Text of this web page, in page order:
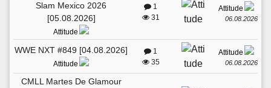
Slam Mexico 2026
[05.08.2026]
Attitude
1
31
Attitude
06.08.2026
WWE NXT #849 [04.08.2026]
Attitude
1
35
Attitude
06.08.2026
CMLL Martes De Glamour